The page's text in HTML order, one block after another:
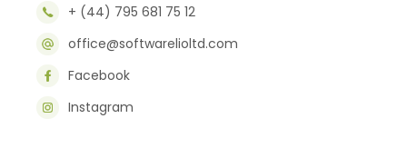
+ (44) 795 681 75 12
office@softwarelioltd.com
Facebook
Instagram